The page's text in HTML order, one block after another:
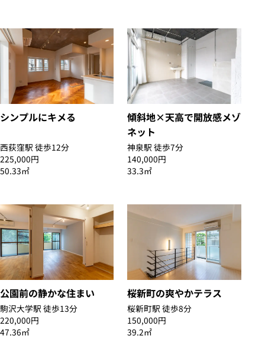
シンプルにキメる
西荻窪駅 徒歩12分
225,000円
50.33㎡
傾斜地×天高で開放感メゾ
ネット
神泉駅 徒歩7分
140,000円
33.3㎡
公園前の静かな住まい
駒沢大学駅 徒歩13分
220,000円
47.36㎡
桜新町の爽やかテラス
桜新町駅 徒歩8分
150,000円
39.2㎡